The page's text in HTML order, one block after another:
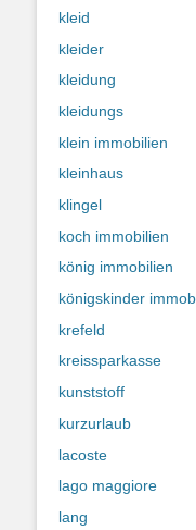
kleid
kleider
kleidung
kleidungs
klein immobilien
kleinhaus
klingel
koch immobilien
könig immobilien
königskinder
krefeld
kreissparkasse
kunststoff
kurzurlaub
lacoste
lago maggiore
lang